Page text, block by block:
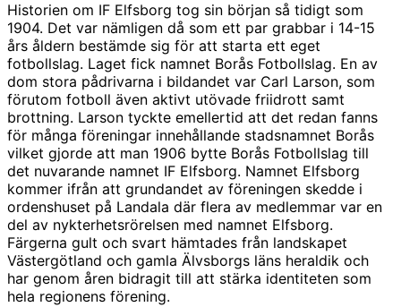
Historien om IF Elfsborg tog sin början så tidigt som
1904. Det var nämligen då som ett par grabbar i 14-15
års åldern bestämde sig för att starta ett eget
fotbollslag. Laget fick namnet Borås Fotbollslag. En av
dom stora pådrivarna i bildandet var Carl Larson, som
förutom fotboll även aktivt utövade friidrott samt
brottning. Larson tyckte emellertid att det redan fanns
för många föreningar innehållande stadsnamnet Borås
vilket gjorde att man 1906 bytte Borås Fotbollslag till
det nuvarande namnet IF Elfsborg. Namnet Elfsborg
kommer ifrån att grundandet av föreningen skedde i
ordenshuset på Landala där flera av medlemmar var en
del av nykterhetsrörelsen med namnet Elfsborg.
Färgerna gult och svart hämtades från landskapet
Västergötland och gamla Älvsborgs läns heraldik och
har genom åren bidragit till att stärka identiteten som
hela regionens förening.